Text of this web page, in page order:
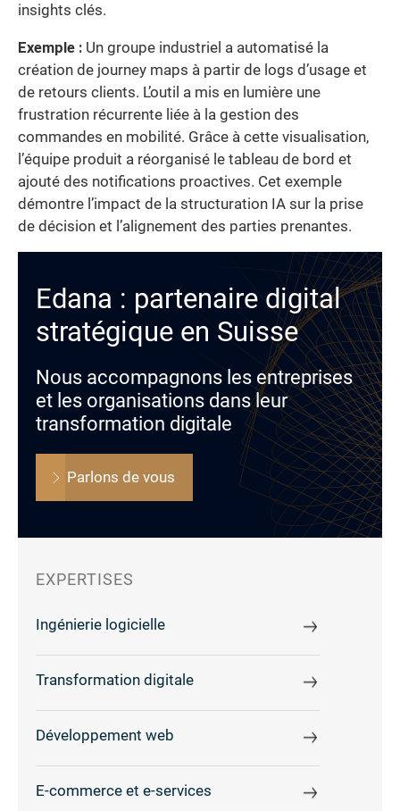
insights clés.
Exemple : Un groupe industriel a automatisé la
création de journey maps à partir de logs d’usage et
de retours clients. L’outil a mis en lumière une
frustration récurrente liée à la gestion des
commandes en mobilité. Grâce à cette visualisation,
l’équipe produit a réorganisé le tableau de bord et
ajouté des notifications proactives. Cet exemple
démontre l’impact de la structuration IA sur la prise
de décision et l’alignement des parties prenantes.
Edana : partenaire digital
stratégique en Suisse
Nous accompagnons les entreprises
et les organisations dans leur
transformation digitale
Parlons de vous
EXPERTISES
Ingénierie logicielle
Transformation digitale
Développement web
E-commerce et e-services